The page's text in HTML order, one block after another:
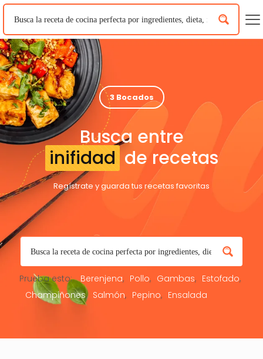
3 Bocados
Busca entre
inifidad de recetas
Regístrate y guarda tus recetas favoritas
Prueba esto: Berenjena Pollo Gambas
Estofado
Champiñones
Salmón Pepino Ensalada